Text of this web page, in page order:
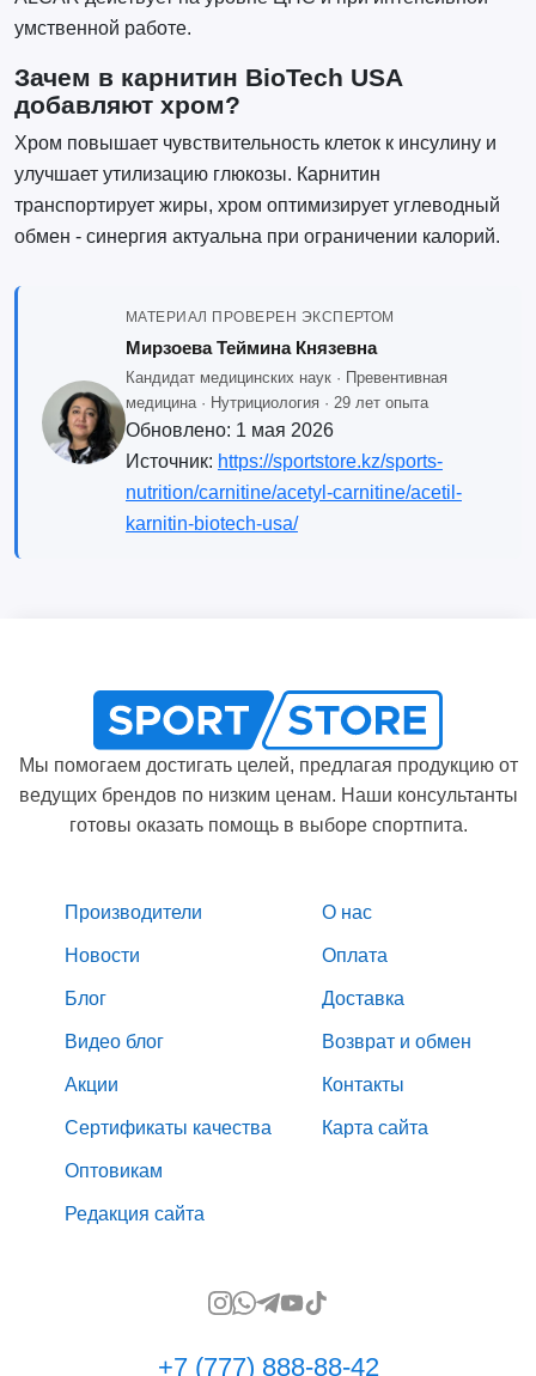
умственной работе.
Зачем в карнитин BioTech USA
добавляют хром?
Хром повышает чувствительность клеток к инсулину и
улучшает утилизацию глюкозы. Карнитин
транспортирует жиры, хром оптимизирует углеводный
обмен - синергия актуальна при ограничении калорий.
МАТЕРИАЛ ПРОВЕРЕН ЭКСПЕРТОМ
Мирзоева Теймина Князевна
Кандидат медицинских наук · Превентивная
медицина · Нутрициология · 29 лет опыта
Обновлено: 1 мая 2026
Источник: https://sportstore.kz/sports-
nutrition/carnitine/acetyl-carnitine/acetil-
karnitin-biotech-usa/
Мы помогаем достигать целей, предлагая продукцию от
ведущих брендов по низким ценам. Наши консультанты
готовы оказать помощь в выборе спортпита.
Производители
Новости
Блог
Видео блог
Акции
Сертификаты качества
Оптовикам
Редакция сайта
О нас
Оплата
Доставка
Возврат и обмен
Контакты
Карта сайта
+7 (777) 888-88-42